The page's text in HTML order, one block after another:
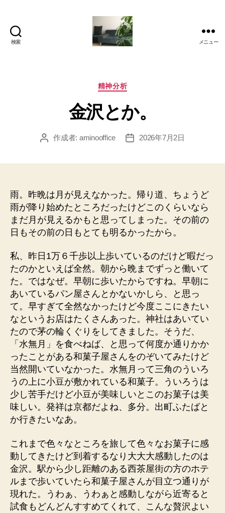
検索
美
か
も
あ
の
グ
メニュー
カ
ゴ
リ
精神分析
金沢とか。
投 作成者: aminooffice
投
2026年7月2日
雨。昨晩は月が見えなかった。帰り道、ちょうど
雨が降り始めたところだったけどこのくらいなら
まだ月が見えるかもと思ってしまった。その前の
日もその前の日もとても明るかったから。
私、昨日1万６千歩以上歩いているのだけど暇だっ
たのかといえば全然。朝から晩までずっと働いて
た。ではなぜ。早朝に歩いたからですね。早朝に
あいているパン屋さんとかないかしら、と思っ
て。早すぎて全然なかったけど今度ここにきたい
なというお店はたくさんあった。神社はあいてい
たので茅の輪くぐりをしてきました。そうだ、
「水無月」を食べねば、と思って何度か通りかか
ったことがある和菓子屋さんをのぞいてみたけど
当然開いていなかった。水無月って三角のういろ
うの上に小豆が敷かれている和菓子。ういろうは
少し苦手だけど小豆が美味しいとこのお菓子は美
味しい。発祥は京都だよね、多分。出町ふたばと
か行きたいなあ。
これまで色々なところを旅して色々なお菓子に感
動してきたけど到着するなり大大大感動したのは
金沢。駅から少し距離のある西茶屋街の方のホテ
ルまで歩いていたら和菓子屋さんが目立つ通りが
現れた。うわぁ、うわぁと感動しながら近寄ると
試食もどんどんすすめてくれて、こんな贅沢よい